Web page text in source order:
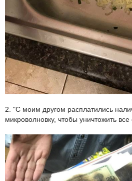
2. "С моим другом расплатились
микроволновку, чтобы уничтожить